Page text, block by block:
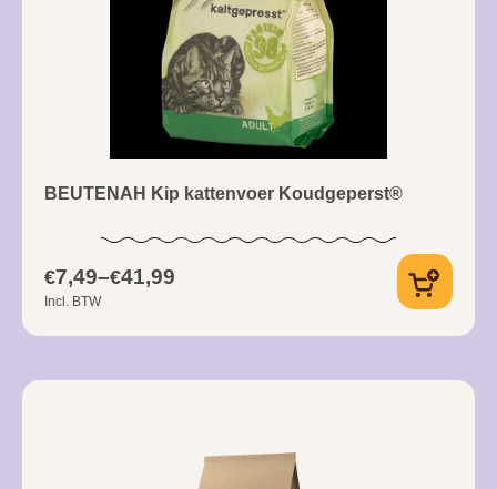
BEUTENAH Kip kattenvoer Koudgeperst®
€7,49–€41,99
Incl. BTW